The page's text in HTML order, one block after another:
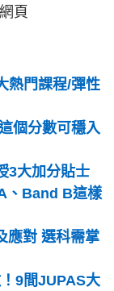
頁
熱門課程/彈性
個分數可穩入
3大加分貼士
、Band B這樣
應對 選科需掌
9間JUPAS大